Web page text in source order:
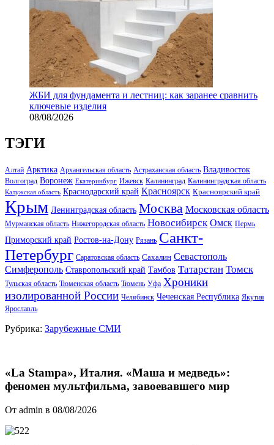
ЖБИ для фундамента и лестниц: как заранее сравнить
ключевые изделия
08/08/2026
ТЭГИ
Алтай Арктика Архангельская область Астраханская область Владивосток
Волгоград Воронеж Екатеринбург Ижевск Калининград Калининградская область
Калужская область Краснодарский край Красноярск Красноярский край
Крым Ленинградская область Москва Московская область
Мурманская область Нижегородская область Новосибирск Омск Пермь
Приморский край Ростов-на-Дону Рязань Санкт-
Петербург Саратовская область Сахалин Севастополь
Симферополь Ставропольский край Тамбов Татарстан Томск
Тульская область Тюменская область Тюмень Уфа Хроники
изолированной России Челябинск Чеченская Республика Якутия
Ярославль
Рубрика: Зарубежные СМИ
«La Stampa», Италия. «Маша и медведь»:
феномен мультфильма, завоевавшего мир
От admin в 08/08/2026